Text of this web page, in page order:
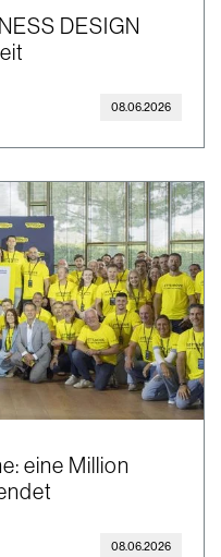
DESIGN
08.06.2026
eine Million
08.06.2026